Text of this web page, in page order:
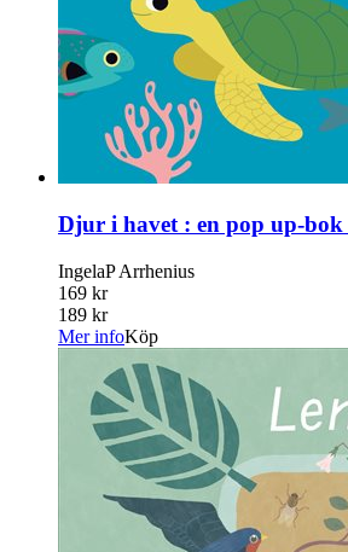
Djur i havet : en pop up-
IngelaP Arrhenius
169 kr
189 kr
Mer infoKöp